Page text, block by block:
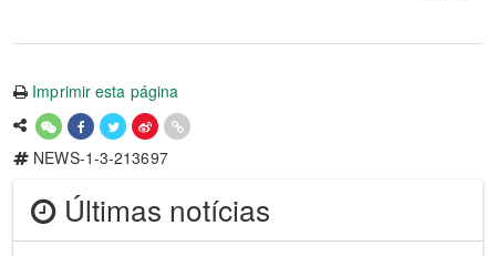
Imprimir esta página
NEWS-1-3-213697
Últimas notícias